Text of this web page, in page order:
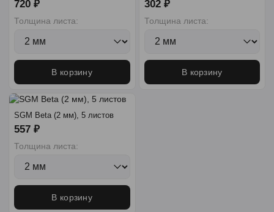
720 ₽
Толщина листа:
В корзину
302 ₽
Толщина листа:
В корзину
SGM Beta (2 мм), 5 листов
557 ₽
Толщина листа:
В корзину